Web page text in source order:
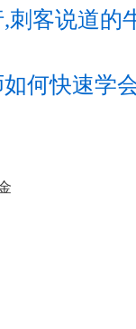
刺客说道的
何快速学